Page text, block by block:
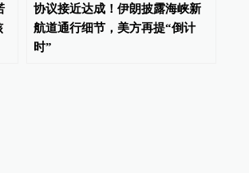
协议接近达成！伊朗披露海峡新
航道通行细节，美方再提“倒计
时”